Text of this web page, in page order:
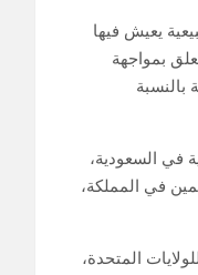
يعيش فيها
بمواجهة
بالنسبة
في السعودية،
وهناك أكثر من 80,000 مواطن أمريكي مقيمين في المملكة،
المتحدة،